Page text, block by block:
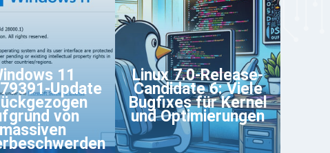
11
Update
von
massiven
Linux 7.0-Release-
Candidate 6: Viele
Bugfixes für Kernel
und Optimierungen